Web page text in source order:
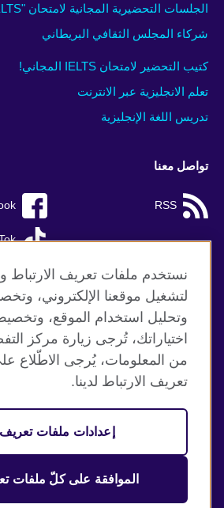
الجلسات التحضيرية المجانية لامتحان "IELTS"
شركاء المجلس الثقافي البريطاني
كتيب التحضير لامتحان IELTS المجاني!
تعلم الانجليزية عبر الانترنت
تدريس اللغة الإنجليزية
تواصل معنا
RSS
موقع المجلس الثقافي البريطاني العالمي
الخصوصية وشروط الاستخدام
ملفات تعريف الإرتباط
خارطة الموقع
منظمة المملكة المتحدة الدولية للعلاقات
نستخدم ملفات تعريف الارتباط
لتشغيل موقعنا الإلكتروني،
وتحليل استخدام الموقع،
اختياراتك، تُرجى زيارة مركز
من المعلومات، يُرجى الاطّلاع
تعريف الارتباط لدينا.
إعدادات ملفات تعريف
الموافقة على كلّ ملفات